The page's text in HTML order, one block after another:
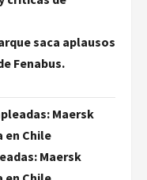
saca aplausos
Fenabus.
Maersk